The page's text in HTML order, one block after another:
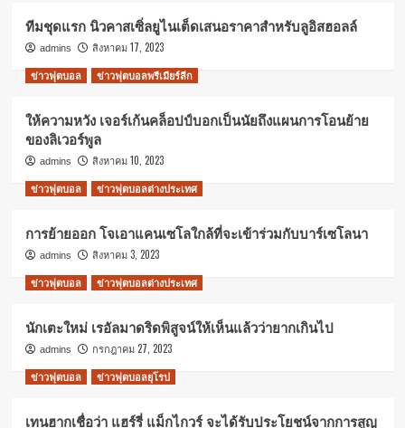
ทีมชุดแรก นิวคาสเซิ่ลยูไนเต็ดเสนอราคาสำหรับลูอิสฮอลล์
admins
สิงหาคม 17, 2023
ข่าวฟุตบอล
ข่าวฟุตบอลพรีเมียร์ลีก
ให้ความหวัง เจอร์เก้นคล็อปป์บอกเป็นนัยถึงแผนการโอนย้าย
ของลิเวอร์พูล
admins
สิงหาคม 10, 2023
ข่าวฟุตบอล
ข่าวฟุตบอลต่างประเทศ
การย้ายออก โจเอาแคนเซโลใกล้ที่จะเข้าร่วมกับบาร์เซโลนา
admins
สิงหาคม 3, 2023
ข่าวฟุตบอล
ข่าวฟุตบอลต่างประเทศ
นักเตะใหม่ เรอัลมาดริดพิสูจน์ให้เห็นแล้วว่ายากเกินไป
admins
กรกฎาคม 27, 2023
ข่าวฟุตบอล
ข่าวฟุตบอลยุโรป
เทนฮากเชื่อว่า แฮร์รี่ แม็กไกวร์ จะได้รับประโยชน์จากการสูญ